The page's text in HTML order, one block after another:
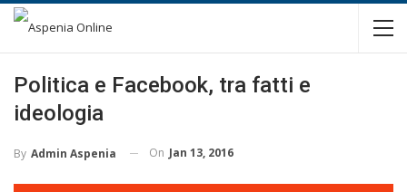
Politica e Facebook, tra fatti e
ideologia
By Admin Aspenia On Jan 13, 2016